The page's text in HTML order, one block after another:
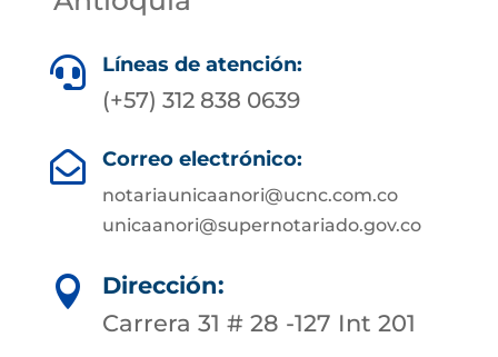
 Líneas de atención:
(+57) 312 838 0639
 Correo electrónico:
notariaunicaanori@ucnc.com.co
unicaanori@supernotariado.gov.co

Dirección:
Carrera 31 # 28 -127 Int 201